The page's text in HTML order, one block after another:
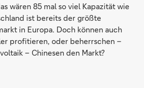
wären 85 mal so viel Kapazität wie
ist bereits der größte
in Europa. Doch können auch
profitieren, oder beherrschen –
– Chinesen den Markt?